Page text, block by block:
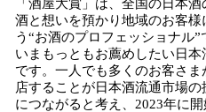
「酒屋大賞」は、全国の日本
酒と想いを預かり地域のお客
う“お酒のプロフェッショナル”
いまもっともお薦めしたい日
です。一人でも多くのお客さ
店することが日本酒流通市場
につながると考え、2023年に開